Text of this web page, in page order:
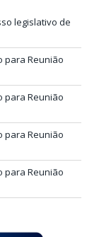
legislativo de
para Reunião
para Reunião
para Reunião
para Reunião